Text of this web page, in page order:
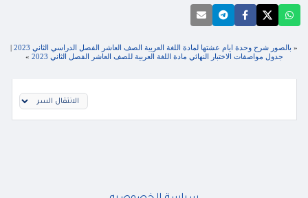
« بالصور شرح وحدة ايام عشتها لمادة اللغة العربية الصف العاشر الفصل الدراسي الثاني 2023
|
جدول مواصفات الاختبار النهائي مادة اللغة العربية للصف العاشر الفصل الثاني 2023
»